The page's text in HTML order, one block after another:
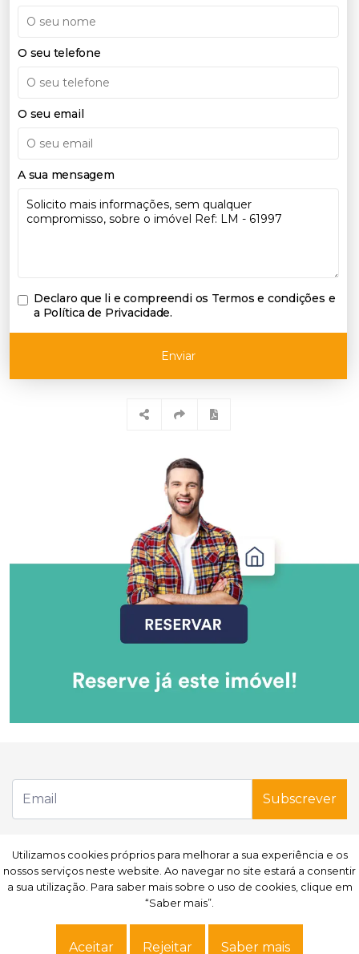
Utilizamos cookies próprios para melhorar a sua experiência e os
nossos serviços neste website. Ao navegar no site estará a consentir
a sua utilização. Para saber mais sobre o uso de cookies, clique em
“Saber mais”.
Aceitar Rejeitar Saber mais
O seu telefone
O seu email
A sua mensagem
Declaro que li e compreendi os Termos e condições e
a Política de Privacidade.
Enviar
Subscrever
Política de Privacidade. Termos e condições. Dados pessoais.
reclamações
Utilizamos cookies próprios para melhorar a sua experiência e os
nossos serviços neste website. Ao navegar no site estará a consentir
a sua utilização. Para saber mais sobre o uso de cookies, clique em
“Saber mais”.
Aceitar Rejeitar Saber mais